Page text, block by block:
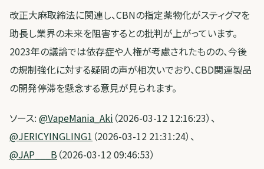
改正大麻取締法に関連し、CBNの指定薬物化がスティグマを
助長し業界の未来を阻害するとの批判が上がっています。
2023年の議論では依存症や人権が考慮されたものの、今後
の規制強化に対する疑問の声が相次いでおり、CBD関連製品
の開発停滞を懸念する意見が見られます。
ソース: @VapeMania_Aki （2026-03-12 12:16:23）、
@JERICYINGLING1 （2026-03-12 21:31:24）、
@JAP___B（2026-03-12 09:46:53）